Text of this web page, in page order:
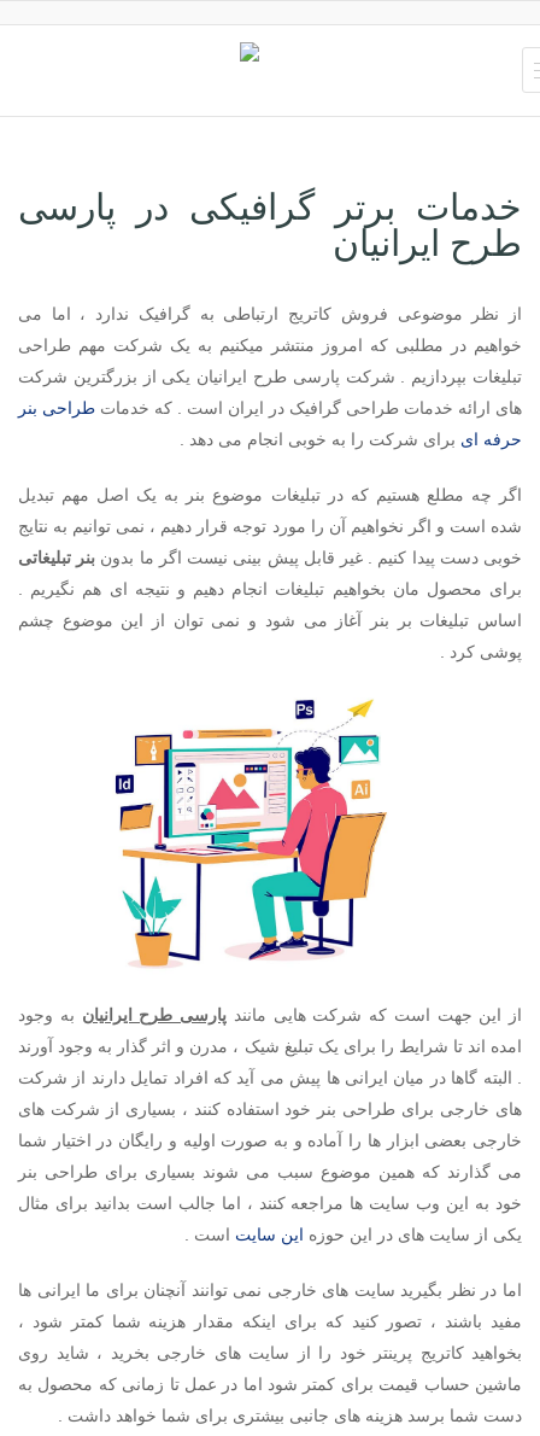
خدمات برتر گرافیکی در پارسی
طرح ایرانیان
از نظر موضوعی فروش کاتریج ارتباطی به گرافیک ندارد ، اما می
خواهیم در مطلبی که امروز منتشر میکنیم به یک شرکت مهم طراحی
تبلیغات بپردازیم . شرکت پارسی طرح ایرانیان یکی از بزرگترین شرکت
های ارائه خدمات طراحی گرافیک در ایران است . که خدمات طراحی بنر
حرفه ای برای شرکت را به خوبی انجام می دهد .
اگر چه مطلع هستیم که در تبلیغات موضوع بنر به یک اصل مهم تبدیل
شده است و اگر نخواهیم آن را مورد توجه قرار دهیم ، نمی توانیم به نتایج
خوبی دست پیدا کنیم . غیر قابل پیش بینی نیست اگر ما بدون بنر تبلیغاتی
برای محصول مان بخواهیم تبلیغات انجام دهیم و نتیجه ای هم نگیریم .
اساس تبلیغات بر بنر آغاز می شود و نمی توان از این موضوع چشم
پوشی کرد .
از این جهت است که شرکت هایی مانند پارسی طرح ایرانیان به وجود
امده اند تا شرایط را برای یک تبلیغ شیک ، مدرن و اثر گذار به وجود آورند
. البته گاها در میان ایرانی ها پیش می آید که افراد تمایل دارند از شرکت
های خارجی برای طراحی بنر خود استفاده کنند ، بسیاری از شرکت های
خارجی بعضی ابزار ها را آماده و به صورت اولیه و رایگان در اختیار شما
می گذارند که همین موضوع سبب می شوند بسیاری برای طراحی بنر
خود به این وب سایت ها مراجعه کنند ، اما جالب است بدانید برای مثال
یکی از سایت های در این حوزه این سایت است .
اما در نظر بگیرید سایت های خارجی نمی توانند آنچنان برای ما ایرانی ها
مفید باشند ، تصور کنید که برای اینکه مقدار هزینه شما کمتر شود ،
بخواهید کاتریج پرینتر خود را از سایت های خارجی بخرید ، شاید روی
ماشین حساب قیمت برای کمتر شود اما در عمل تا زمانی که محصول به
دست شما برسد هزینه های جانبی بیشتری برای شما خواهد داشت .